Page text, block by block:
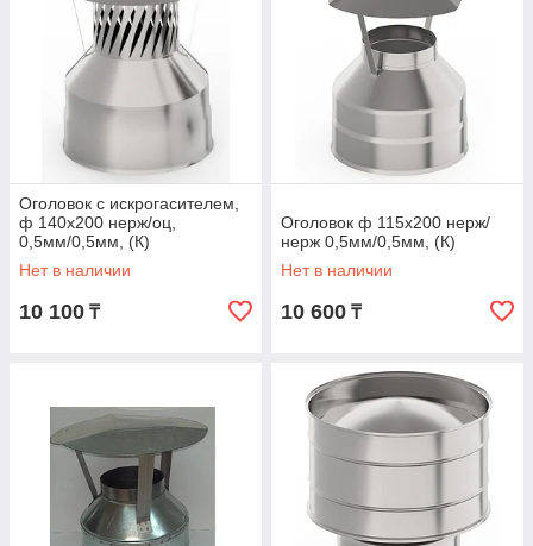
Оголовок с искрогасителем,
ф 140х200 нерж/оц,
0,5мм/0,5мм, (К)
Нет в наличии
10 100 ₸
Оголовок ф 115х200 нерж/
нерж 0,5мм/0,5мм, (К)
Нет в наличии
10 600 ₸